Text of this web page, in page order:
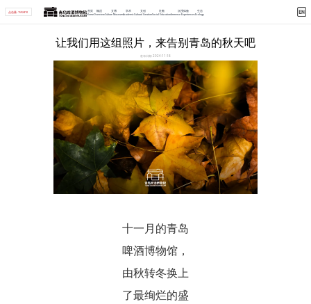
首页
Home
概况
Overview
文博
Culture Museum
学术
Academic
文创
Cultural Creation
社教
Social Education
沉浸体验
Immerse Experiences
生态
Ecology
点击量: 1592410
让我们用这组照片，来告别青岛的秋天吧
发布日期: 2024-11-18
十一月的青岛
啤酒博物馆，
由秋转冬换上
了最绚烂的盛